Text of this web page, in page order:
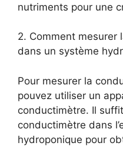
nutriments pour une
2. Comment mesurer
dans un système
Pour mesurer la
pouvez utiliser un
conductimètre. Il
conductimètre dans
hydroponique pour